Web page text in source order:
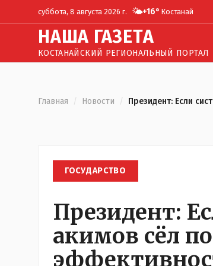
суббота, 8 августа 2026 г. 🌤️+16° Костанай
НАША ГАЗЕТА
КОСТАНАЙСКИЙ РЕГИОНАЛЬНЫЙ ПОРТАЛ
Главная / Новости / Президент: Если
ГОСУДАРСТВО
Президент:
акимов сёл